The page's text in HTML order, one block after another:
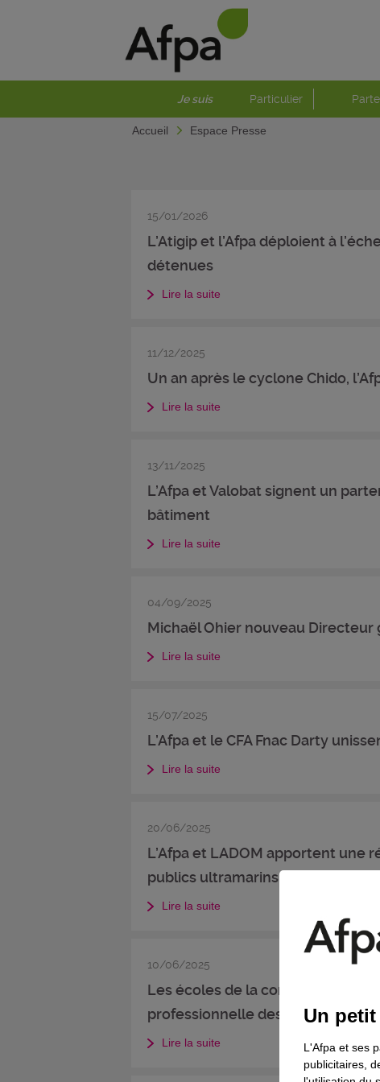
Je suis Particulier
Accueil Espace Presse
15/01/2026
L’Atigip et l’Afpa déploient à
détenues
Lire la suite
11/12/2025
Un an après le cyclone Chido,
Lire la suite
13/11/2025
L’Afpa et Valobat signent un
bâtiment
Lire la suite
04/09/2025
Michaël Ohier nouveau Directeur
Lire la suite
15/07/2025
L’Afpa et le CFA Fnac Darty
Lire la suite
20/06/2025
L’Afpa et LADOM apportent une
publics ultramarins en mobilité
Lire la suite
10/06/2025
Les écoles de la construction
professionnelle des jeunes
Lire la suite
Un
L'Afpa et ses
publicitaires,